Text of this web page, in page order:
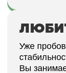
Уже
Вы